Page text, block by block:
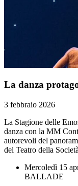
La danza
3 febbraio 2026
La Stagione delle
danza con la MM
autorevoli del
del Teatro della
Mercoledì 15
BALLADE